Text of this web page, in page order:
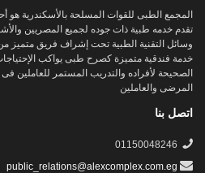
المجمع الطبى للقوات المسلحة بالأسكندرية هو
تقدم خدمه طبية ذات جوده لجميع المصريين
وسائل التقنية الطبية تحت إشراف فريق متميز من
خدمة فندقية متميزة كصرح طبى يواكب الإحتياجات
الصحيحة لأفراده والتدريب المستمر للعاملين فى
المرضى والعاملين
اتصل بنا
01150048246
public_relations@alexcomplex.com.eg